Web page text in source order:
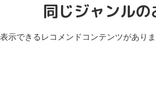
同じジャンル
表示できるレコメンドコンテンツがあり